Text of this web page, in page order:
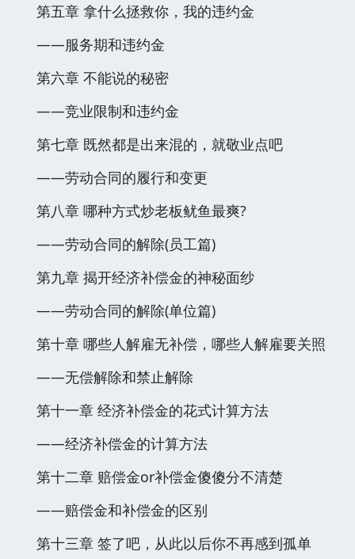
第五章 拿什么拯救你，我的违约金
——服务期和违约金
第六章 不能说的秘密
——竞业限制和违约金
第七章 既然都是出来混的，就敬业点吧
——劳动合同的履行和变更
第八章 哪种方式炒老板鱿鱼最爽?
——劳动合同的解除(员工篇)
第九章 揭开经济补偿金的神秘面纱
——劳动合同的解除(单位篇)
第十章 哪些人解雇无补偿，哪些人解雇要关照
——无偿解除和禁止解除
第十一章 经济补偿金的花式计算方法
——经济补偿金的计算方法
第十二章 赔偿金or补偿金傻傻分不清楚
——赔偿金和补偿金的区别
第十三章 签了吧，从此以后你不再感到孤单